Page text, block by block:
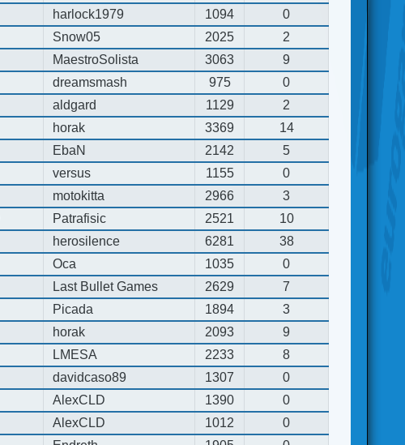
harlock1979 1094
0
Snow05 2025
2
MaestroSolista 3063
9
dreamsmash 975
0
aldgard 1129
2
horak 3369
14
EbaN 2142
5
versus 1155
0
motokitta 2966
3
Patrafisic 2521
10
herosilence 6281
38
Oca 1035
0
Last Bullet Games 2629
7
Picada 1894
3
horak 2093
9
LMESA 2233
8
davidcaso89 1307
0
AlexCLD 1390
0
AlexCLD 1012
0